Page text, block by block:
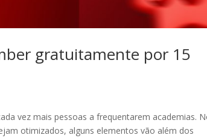
gratuitamente por 15
vez mais pessoas a frequentarem academias.
otimizados, alguns elementos vão além dos